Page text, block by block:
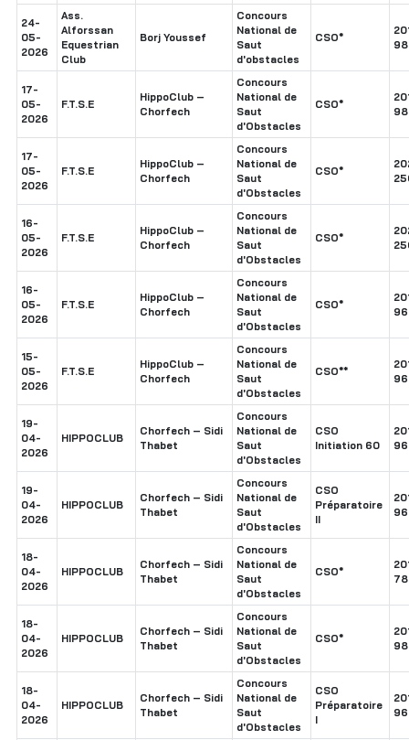
24-
05-
2026
Ass.
Alforssan
Equestrian
Club
Borj Youssef
Concours
National de
Saut
d'obstacles
CSO*
17-
05-
2026
F.T.S.E
HippoClub –
Chorfech
Concours
National de
Saut
d'Obstacles
CSO*
17-
05-
2026
F.T.S.E
HippoClub –
Chorfech
Concours
National de
Saut
d'Obstacles
CSO*
16-
05-
2026
F.T.S.E
HippoClub –
Chorfech
Concours
National de
Saut
d'Obstacles
CSO*
16-
05-
2026
F.T.S.E
HippoClub –
Chorfech
Concours
National de
Saut
d'Obstacles
CSO*
15-
05-
2026
F.T.S.E
HippoClub –
Chorfech
Concours
National de
Saut
d'Obstacles
CSO**
19-
04-
2026
HIPPOCLUB
Chorfech – Sidi
Thabet
Concours
National de
Saut
d'Obstacles
CSO
Initiation 60
19-
04-
2026
HIPPOCLUB
Chorfech – Sidi
Thabet
Concours
National de
Saut
d'Obstacles
CSO
Préparatoire
II
18-
04-
2026
HIPPOCLUB
Chorfech – Sidi
Thabet
Concours
National de
Saut
d'Obstacles
CSO*
18-
04-
2026
HIPPOCLUB
Chorfech – Sidi
Thabet
Concours
National de
Saut
d'Obstacles
CSO*
18-
04-
2026
HIPPOCLUB
Chorfech – Sidi
Thabet
Concours
National de
Saut
d'Obstacles
CSO
Préparatoire
I